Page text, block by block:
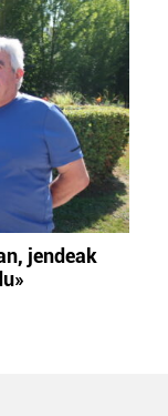
jendeak